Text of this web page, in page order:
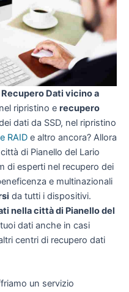
Dati vicino a
ripristino e recupero
dati da SSD, nel ripristino
RAID e altro ancora? Allora
di Pianello del Lario
di esperti nel recupero dei
e multinazionali
da tutti i dispositivi.
nella città di Pianello del
dati anche in casi
centri di recupero dati
un servizio